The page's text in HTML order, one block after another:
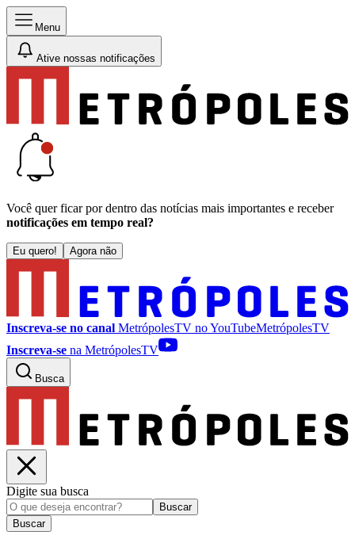
Menu
Ative nossas notificações
Você quer ficar por dentro das notícias mais importantes e receber
notificações em tempo real?
Eu quero! Agora não
Inscreva-se no canal MetrópolesTV noYouTubeMetrópolesTV
Inscreva-se na MetrópolesTV
Busca
Digite sua busca
Buscar
Buscar